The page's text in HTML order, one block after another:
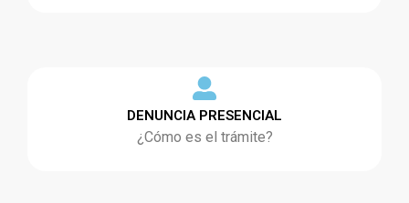
DENUNCIA PRESENCIAL
¿Cómo es el trámite?